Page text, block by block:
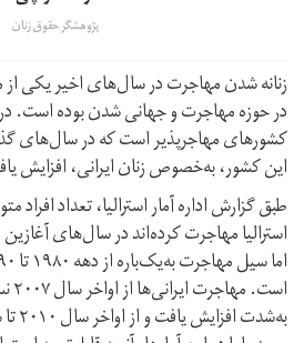
پژوهشگر حقوق زنان
زنانه شدن مهاجرت در سال‌های اخیر یکی
در حوزه مهاجرت و جهانی شدن بوده است. در
کشورهای مهاجر‌پذیر است که در سال‌های
این کشور، به‌خصوص زنان ایرانی، افزایش
طبق گزارش اداره آمار استرالیا، تعداد افراد